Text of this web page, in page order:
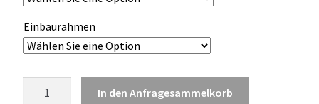
Einbaurahmen
In den Anfragesammelkorb